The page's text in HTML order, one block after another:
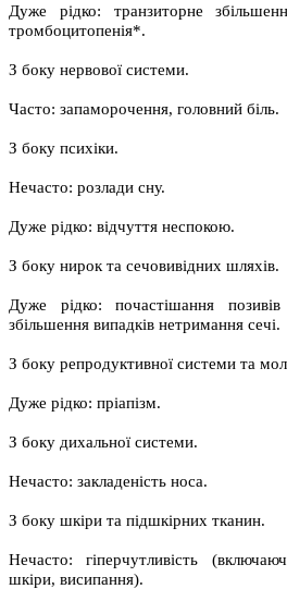
Дуже рідко: транзиторне
тромбоцитопенія*.
З боку нервової системи.
Часто: запаморочення, головний біль.
З боку психіки.
Нечасто: розлади сну.
Дуже рідко: відчуття неспокою.
З боку нирок та сечовивідних шляхів.
Дуже рідко: почастішання
збільшення випадків нетримання сечі.
З боку репродуктивної системи та
Дуже рідко: пріапізм.
З боку дихальної системи.
Нечасто: закладеність носа.
З боку шкіри та підшкірних тканин.
Нечасто: гіперчутливість
шкіри, висипання).